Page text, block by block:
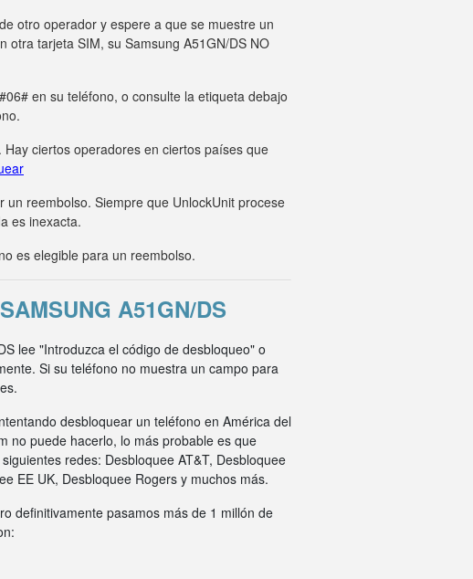
otro operador y espere a que se muestre un
otra tarjeta SIM, su Samsung A51GN/DS NO
en su teléfono, o consulte la etiqueta debajo
ciertos operadores en ciertos países que
reembolso. Siempre que UnlockUnit procese
es inexacta.
es elegible para un reembolso.
A51GN/DS
lee "Introduzca el código de desbloqueo" o
Si su teléfono no muestra un campo para
desbloquear un teléfono en América del
no puede hacerlo, lo más probable es que
redes: Desbloquee AT&T, Desbloquee
EE UK, Desbloquee Rogers y muchos más.
definitivamente pasamos más de 1 millón de